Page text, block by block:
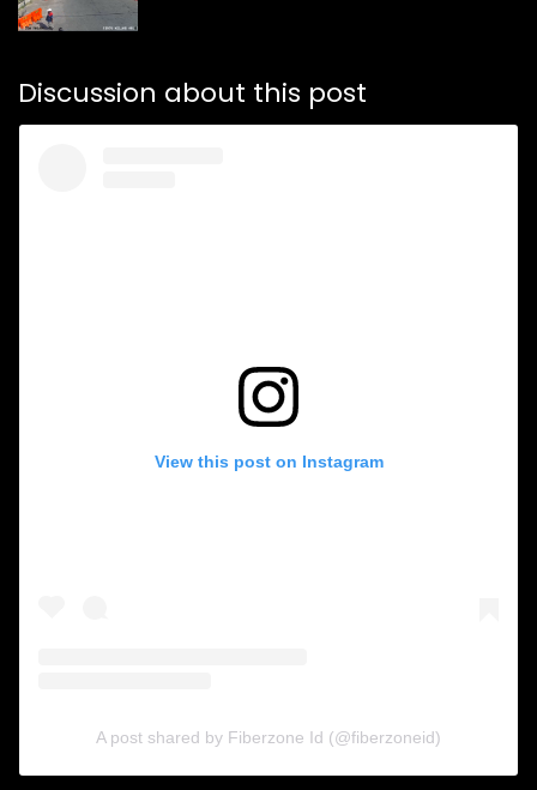
Discussion about this post
View this post on Instagram
A post shared by Fiberzone Id (@fiberzoneid)